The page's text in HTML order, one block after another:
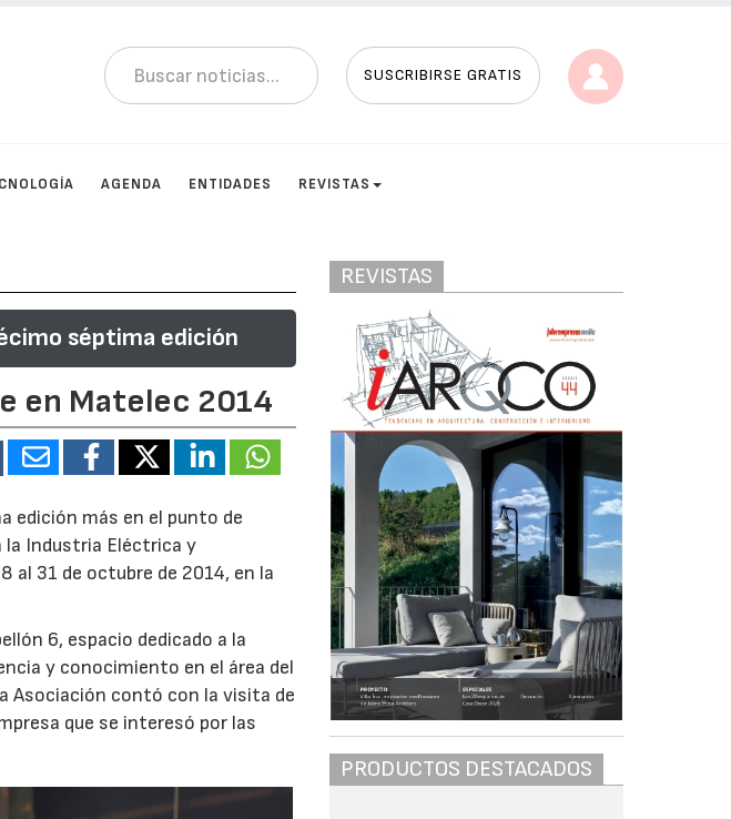
SUSCRIBIRSE GRATIS
AGENDA ENTIDADES REVISTAS
séptima edición
en Matelec 2014
edición más en el punto de
la Industria Eléctrica y
al 31 de octubre de 2014, en la
6, espacio dedicado a la
y conocimiento en el área del
Asociación contó con la visita de
que se interesó por las
REVISTAS
PRODUCTOS DESTACADOS